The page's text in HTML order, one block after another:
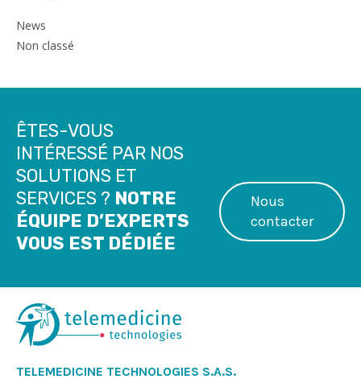
News
Non classé
ÊTES-VOUS
INTÉRESSÉ PAR NOS
SOLUTIONS ET
SERVICES ? NOTRE
ÉQUIPE D’EXPERTS
VOUS EST DÉDIÉE
Nous
contacter
TELEMEDICINE TECHNOLOGIES S.A.S.